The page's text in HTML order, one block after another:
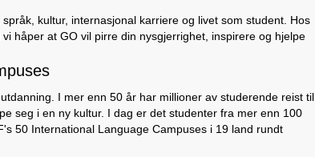
kultur, internasjonal karriere og livet som student. Hos
håper at GO vil pirre din nysgjerrighet, inspirere og hjelpe
I mer enn 50 år har millioner av studerende reist til
seg i en ny kultur. I dag er det studenter fra mer enn 100
50 International Language Campuses i 19 land rundt